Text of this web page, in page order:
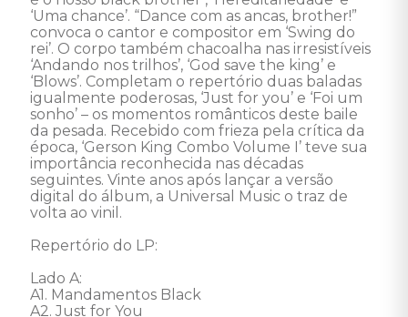
‘Uma chance’. “Dance com as ancas, brother!”
convoca o cantor e compositor em ‘Swing do
rei’. O corpo também chacoalha nas irresistíveis
‘Andando nos trilhos’, ‘God save the king’ e
‘Blows’. Completam o repertório duas baladas
igualmente poderosas, ‘Just for you’ e ‘Foi um
sonho’ – os momentos românticos deste baile
da pesada. Recebido com frieza pela crítica da
época, ‘Gerson King Combo Volume I’ teve sua
importância reconhecida nas décadas
seguintes. Vinte anos após lançar a versão
digital do álbum, a Universal Music o traz de
volta ao vinil.
Repertório do LP:
Lado A:
A1. Mandamentos Black
A2. Just for You